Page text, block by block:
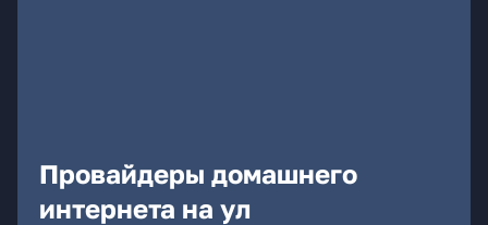
Провайдеры домашнего
интернета на ул